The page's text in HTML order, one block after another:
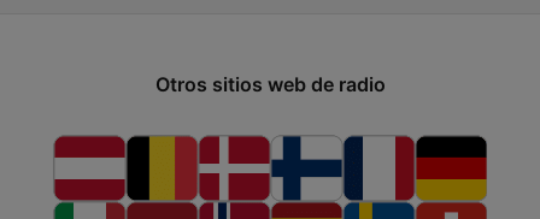
Otros sitios web de radio